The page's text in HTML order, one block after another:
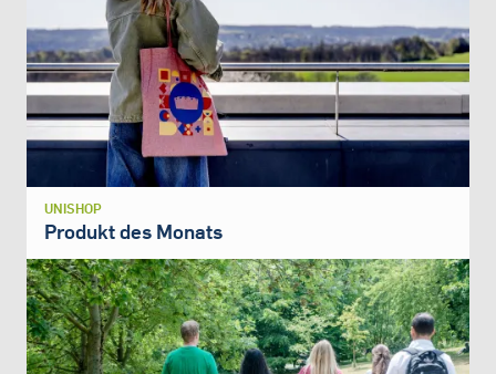
UNISHOP
Produkt des Monats